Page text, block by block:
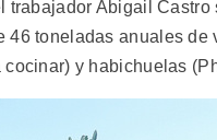
trabajador Abigail
46 toneladas anuales
y habichuelas